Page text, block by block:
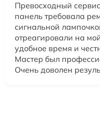
Превосходный
панель требовала
сигнальной
отреагировали на
удобное время и
Мастер был
Очень доволен